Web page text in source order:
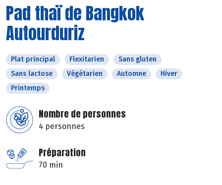
Pad thaï de Bangkok
Autourduriz
Plat principal Flexitarien
Sans gluten
Sans lactose
Végétarien Automne
Hiver
Printemps
Nombre de personnes
4 personnes
Préparation
70 min